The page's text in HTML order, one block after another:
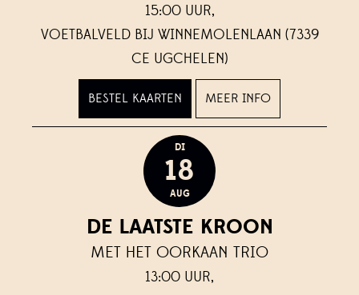
15:00 UUR,
VOETBALVELD BIJ WINNEMOLENLAAN (7339
CE UGCHELEN)
BESTEL KAARTEN MEER INFO
DI
18
AUG
DE LAATSTE KROON
MET HET OORKAAN TRIO
13:00 UUR,